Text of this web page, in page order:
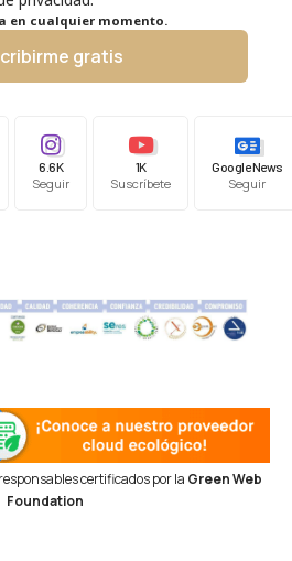
en cualquier momento.
gratis
6.6K
Seguir
1K
Suscríbete
Google News
Seguir
certificados por la Green Web
Foundation